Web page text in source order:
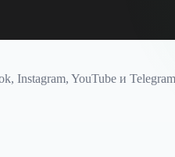
Instagram, YouTube и